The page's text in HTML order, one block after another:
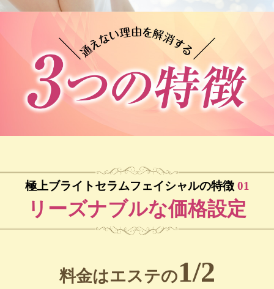
極上ブライトセラムフェイシャルの特徴01
リーズナブルな価格設定
料金はエステの1/2